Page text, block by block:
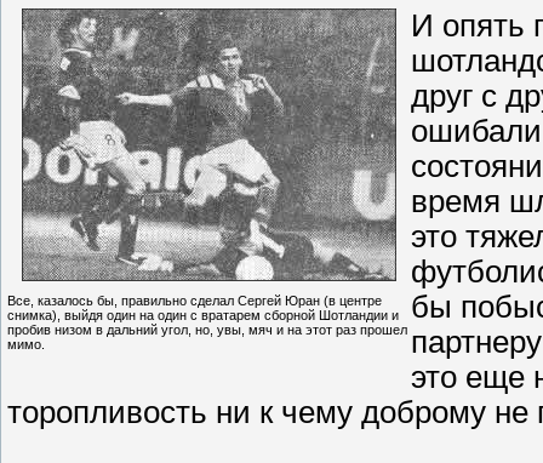
Все, казалось бы, правильно сделал Сергей Юран (в центре
снимка), выйдя один на один с вратарем сборной Шотландии и
пробив низом в дальний угол, но, увы, мяч и на этот раз прошел
мимо.
И опять
друг с
время
это
бы
это еще
торопливость ни к чему доброму не